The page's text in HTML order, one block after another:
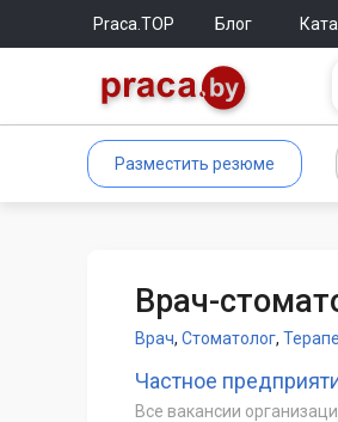
Praca.TOP Блог
Разместить резюме
Врач-
Врач, Стоматолог,
Частное
Все вакансии